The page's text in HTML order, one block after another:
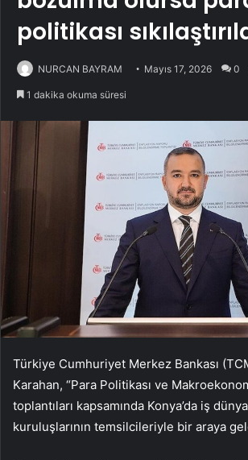
politikası
NURCAN BAYRAM Mayıs 17, 2026 0
1 dakika okuma süresi
Türkiye Cumhuriyet Merkez Bankası
Karahan, “Para Politikası ve
toplantıları kapsamında Konya’da iş
kuruluşlarının temsilcileriyle bir araya